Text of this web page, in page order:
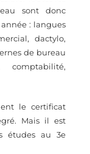
sont donc
: langues
dactylo,
de bureau
le certificat
Mais il est
études au 3e